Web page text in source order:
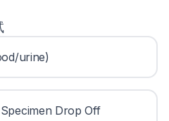
urine)
Drop Off